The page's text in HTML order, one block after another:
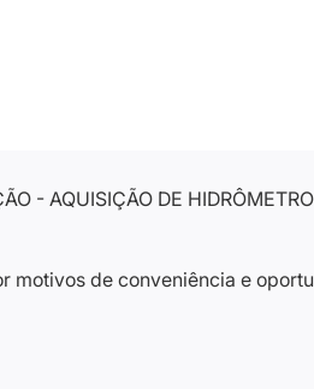
- AQUISIÇÃO DE
motivos de conveniência e